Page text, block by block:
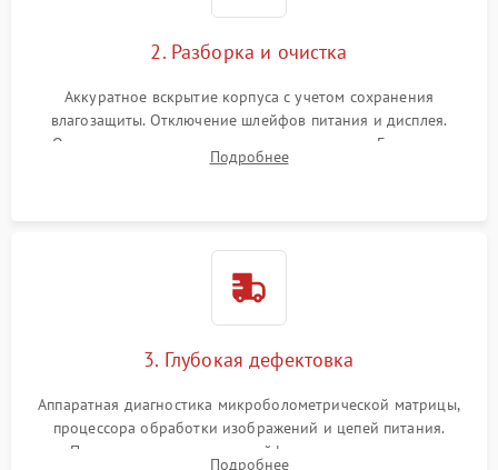
2. Разборка и очистка
Аккуратное вскрытие корпуса с учетом сохранения
влагозащиты. Отключение шлейфов питания и дисплея.
Очистка внутренних плат от окислов и пыли. Бережная
обработка германиевого объектива специализированными
Подробнее
3. Глубокая дефектовка
Аппаратная диагностика микроболометрической матрицы,
процессора обработки изображений и цепей питания.
Проверка целостности шлейфов, модуля памяти и
Подробнее